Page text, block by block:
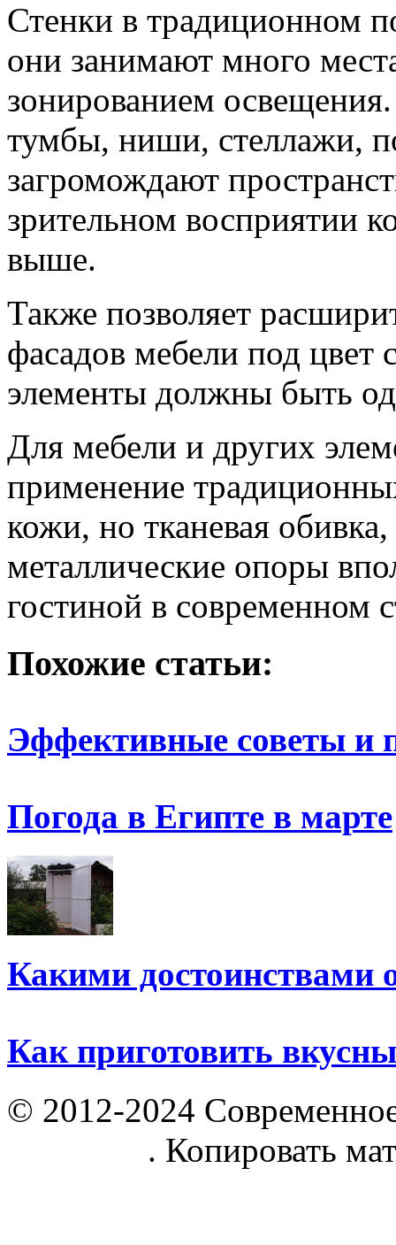
Стенки в традиционном
они занимают много
зонированием
тумбы, ниши, стеллажи,
загромождают
зрительном восприятии
выше.
Также позволяет
фасадов мебели под цвет
элементы должны быть
Для мебели и других
применение
кожи, но тканевая
металлические опоры
гостиной в современном
Похожие статьи:
Эффективные советы и
Погода в Египте в марте
Какими достоинствами
Как приготовить
© 2012-2024
. Копировать